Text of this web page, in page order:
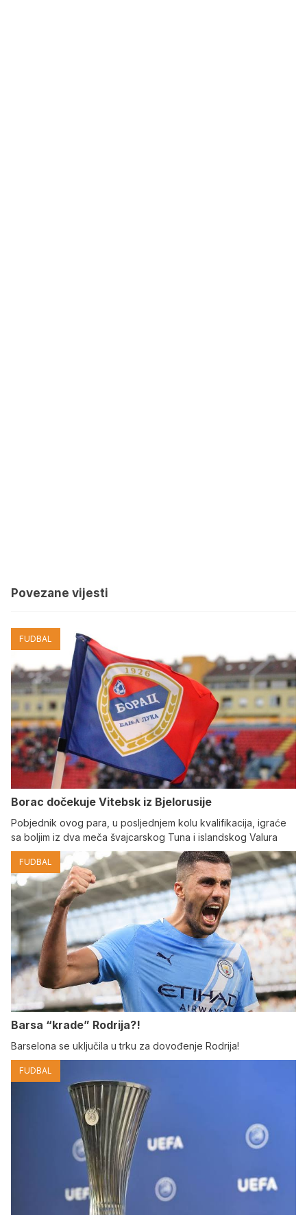
Povezane vijesti
FUDBAL
Borac dočekuje Vitebsk iz Bjelorusije
Pobjednik ovog para, u posljednjem kolu kvalifikacija, igraće
sa boljim iz dva meča švajcarskog Tuna i islandskog Valura
FUDBAL
Barsa “krade” Rodrija?!
Barselona se uključila u trku za dovođenje Rodrija!
FUDBAL